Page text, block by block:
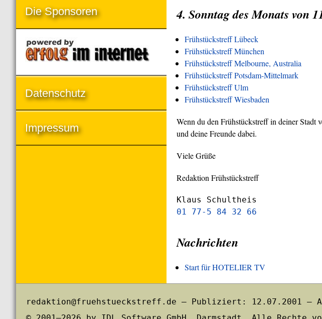
4. Sonntag des Monats von
Frühstückstreff Lübeck
Frühstückstreff München
Frühstückstreff Melbourne, Australia
Frühstückstreff Potsdam-Mittelmark
Frühstückstreff Ulm
Frühstückstreff Wiesbaden
Wenn du den Frühstückstreff in deiner Stadt
und deine Freunde dabei.
Viele Grüße
Redaktion Frühstückstreff
Klaus Schultheis
01 77-5 84 32 66
Nachrichten
Start für HOTELIER TV
Die Sponsoren
Datenschutz
Impressum
redaktion@fruehstueckstreff.de – Publiziert: 12.07.2001 –